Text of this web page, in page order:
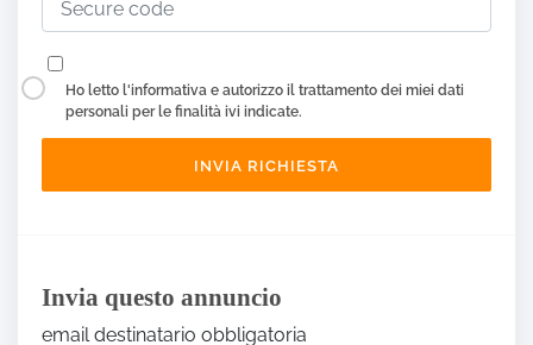
Ho letto l'informativa e autorizzo il trattamento dei miei dati
personali per le finalità ivi indicate.
Invia questo annuncio
email destinatario obbligatoria